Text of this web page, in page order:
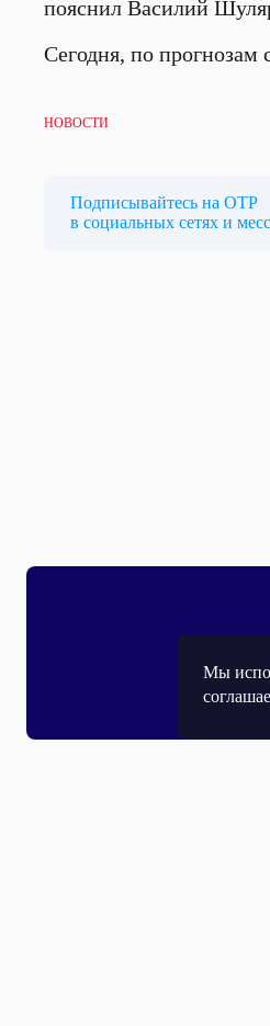
Мы
пояснил Василий
Сегодня, по прогнозам
НОВОСТИ
Подписывайтесь на ОТР
в социальных сетях и